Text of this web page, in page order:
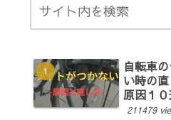
自転車
い時の
原因１０
211479